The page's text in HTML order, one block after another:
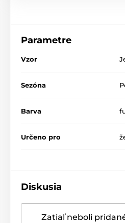
Parametre
Vzor
Sezóna
Barva
Určeno pro
Diskusia
Zatiaľ neboli